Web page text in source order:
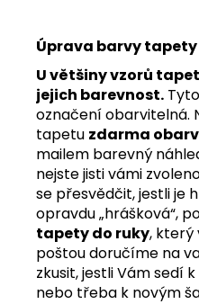
Úprava barvy tapety
U většiny vzorů
jejich barevnost.
označení obarvitelná.
tapetu zdarma
mailem barevný
nejste jisti vámi
se přesvědčit, jestli je
opravdu „hrášková“,
tapety do ruky, který
poštou doručíme na
zkusit, jestli Vám sedí
nebo třeba k novým